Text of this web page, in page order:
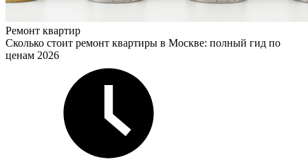
Ремонт квартир
Сколько стоит ремонт квартиры в Москве: полный гид по
ценам 2026